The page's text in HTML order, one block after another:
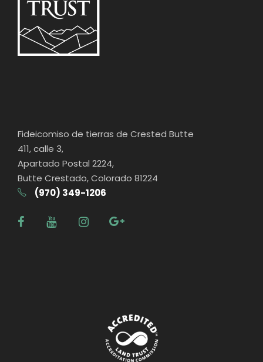
Fideicomiso de tierras de Crested Butte
411, calle 3,
Apartado Postal 2224,
Butte Crestado, Colorado 81224
(970) 349-1206